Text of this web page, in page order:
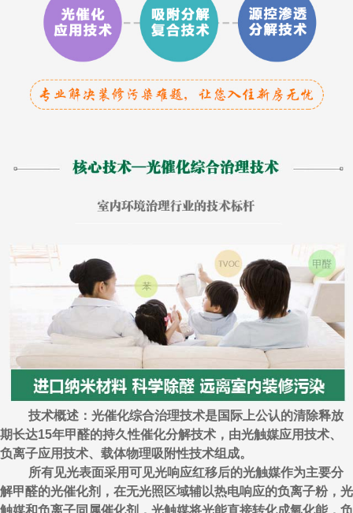
技术概述：光催化综合治理技术是国际上公认的清除释放
期长达15年甲醛的持久性催化分解技术，由光触媒应用技术、
负离子应用技术、载体物理吸附性技术组成。
所有见光表面采用可见光响应红移后的光触媒作为主要分
解甲醛的光催化剂，在无光照区域辅以热电响应的负离子粉，光